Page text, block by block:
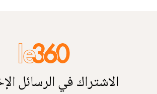
الاشتراك في الرسائل